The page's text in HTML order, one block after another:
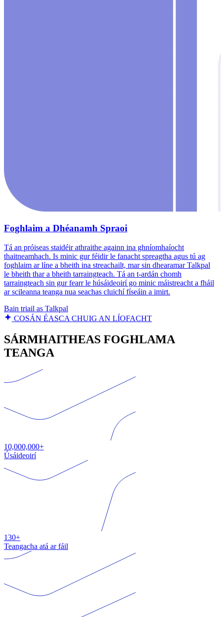
Foghlaim a Dhéanamh Spraoi
Tá an próiseas staidéir athraithe againn ina ghníomhaíocht
thaitneamhach. Is minic gur féidir le fanacht spreagtha agus tú ag
foghlaim ar líne a bheith ina streachailt, mar sin dhearamar Talkpal
le bheith thar a bheith tarraingteach. Tá an t-ardán chomh
tarraingteach sin gur fearr le húsáideoirí go minic máistreacht a fháil
ar scileanna teanga nua seachas cluichí físeáin a imirt.
Bain triail as Talkpal
COSÁN ÉASCA CHUIG AN LÍOFACHT
SÁRMHAITHEAS FOGHLAMA
TEANGA
10,000,000+
Úsáideoirí
130+
Teangacha atá ar fáil